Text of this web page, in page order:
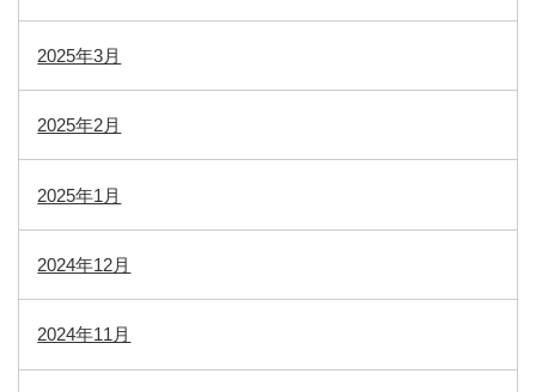
2025年3月
2025年2月
2025年1月
2024年12月
2024年11月